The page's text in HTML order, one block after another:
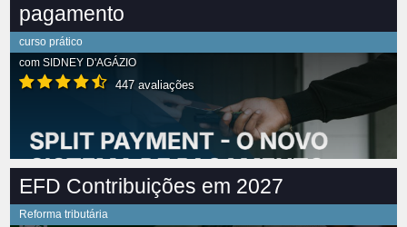
pagamento
curso prático
com SIDNEY D'AGÁZIO
447 avaliações
EFD Contribuições em 2027
Reforma tributária